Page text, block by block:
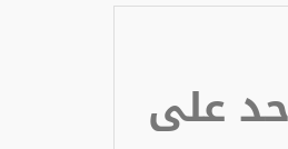
على